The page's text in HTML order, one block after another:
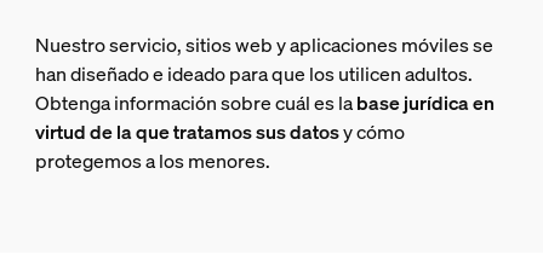
Nuestro servicio, sitios web y aplicaciones móviles se
han diseñado e ideado para que los utilicen adultos.
Obtenga información sobre cuál es labase jurídica en
virtud de la que tratamos sus datosy cómo
protegemos a los menores.